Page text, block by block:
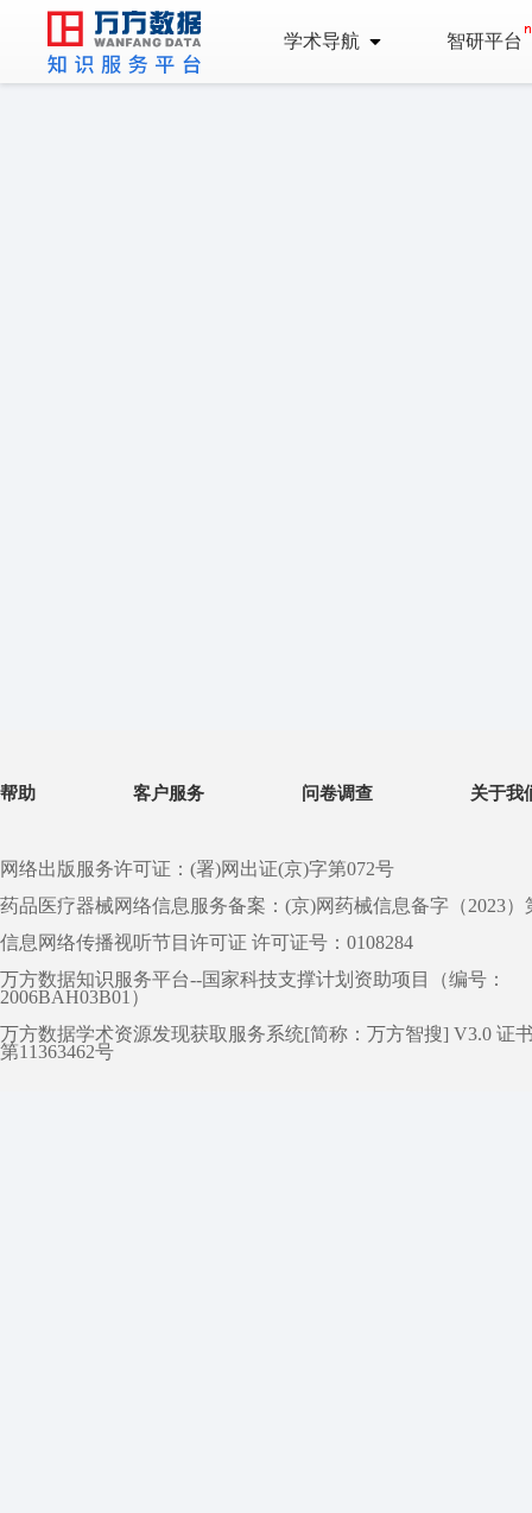
学术导航 智研平台
帮助 客户服务 问卷调查 关于我
网络出版服务许可证：(署)网出证(京)字第072号
药品医疗器械网络信息服务备案：(京)网药械信息备字（2023）
信息网络传播视听节目许可证 许可证号：0108284
万方数据知识服务平台--国家科技支撑计划资助项目（编号：
2006BAH03B01）
万方数据学术资源发现获取服务系统[简称：万方智搜] V3.0 证
第11363462号